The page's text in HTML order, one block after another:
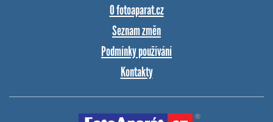
O fotoaparat.cz
Seznam změn
Podmínky používání
Kontakty